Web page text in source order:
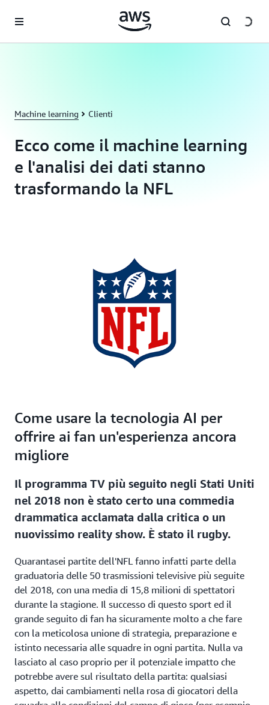
Machine learning Clienti
Ecco come il machine learning
e l'analisi dei dati stanno
trasformando la NFL
Come usare la tecnologia AI per
offrire ai fan un'esperienza ancora
migliore
Il programma TV più seguito negli Stati Uniti
nel 2018 non è stato certo una commedia
drammatica acclamata dalla critica o un
nuovissimo reality show. È stato il rugby.
Quarantasei partite dell'NFL fanno infatti parte della
graduatoria delle 50 trasmissioni televisive più seguite
del 2018, con una media di 15,8 milioni di spettatori
durante la stagione. Il successo di questo sport ed il
grande seguito di fan ha sicuramente molto a che fare
con la meticolosa unione di strategia, preparazione e
istinto necessaria alle squadre in ogni partita. Nulla va
lasciato al caso proprio per il potenziale impatto che
potrebbe avere sul risultato della partita: qualsiasi
aspetto, dai cambiamenti nella rosa di giocatori della